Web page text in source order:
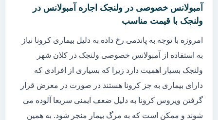
آمبولانس خصوصی در ولنجک اجاره آمبولانس در
ولنجک با قیمت مناسب
امروزه با توجه به پاندمی رخ داده به دلیل بیماری کرونا نیاز
به استفاده از آمبولانس خصوصی ولنجک در کلان شهر
ولنجک بسیار اهمیت دارد زیرا که بسیاری از افرادی که
دارای بیماری به جز کرونا هستند در صورت در معرض قرار
گرفتن ویروس کرونا به دلیل ضعف ایمنی سریعا آلوده می
شوند و ممکن است که به مرگ بیمار منجر شود. به همین